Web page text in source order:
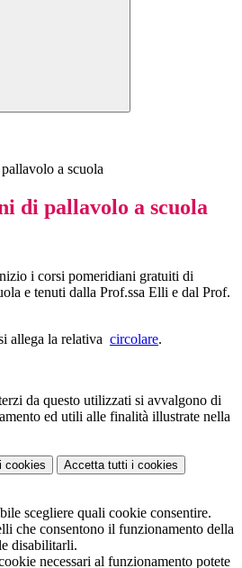
a scuola
di pallavolo a scuola
i corsi pomeridiani gratuiti di
e tenuti dalla Prof.ssa Elli e dal Prof.
allega la relativa circolare.
da questo utilizzati si avvalgono di
ed utili alle finalità illustrate nella
i cookies Accetta tutti i cookies
scegliere quali cookie consentire.
che consentono il funzionamento della
disabilitarli.
necessari al funzionamento potete